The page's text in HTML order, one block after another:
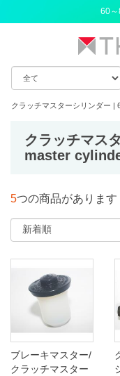
60～
クラッチマスターシリンダー |
クラッチマス
master
5つの商品があります
ブレーキマスター/
クラッチマスター